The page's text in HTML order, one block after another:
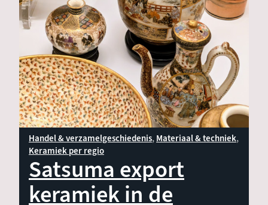
Materiaal & techniek
Vorm & decoratie
Keramiek per regio
Handel & verzamelgeschiedenis Materiaal & techniek
Keramiek per regio
Satsuma export
keramiek in de